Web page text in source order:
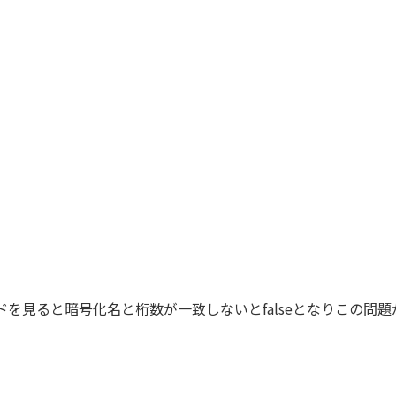
見ると暗号化名と桁数が一致しないとfalseとなりこの問題